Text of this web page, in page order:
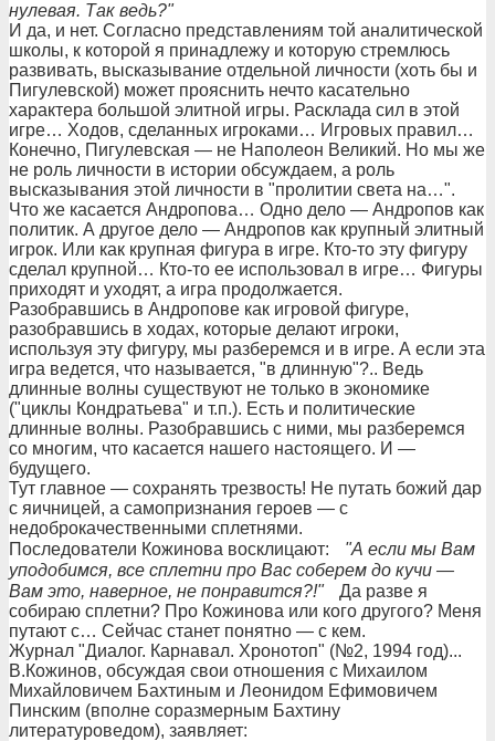
нулевая. Так ведь?"
И да, и нет. Согласно представлениям той аналитической
школы, к которой я принадлежу и которую стремлюсь
развивать, высказывание отдельной личности (хоть бы и
Пигулевской) может прояснить нечто касательно
характера большой элитной игры. Расклада сил в этой
игре… Ходов, сделанных игроками… Игровых правил…
Конечно, Пигулевская — не Наполеон Великий. Но мы же
не роль личности в истории обсуждаем, а роль
высказывания этой личности в "пролитии света на…".
Что же касается Андропова… Одно дело — Андропов как
политик. А другое дело — Андропов как крупный элитный
игрок. Или как крупная фигура в игре. Кто-то эту фигуру
сделал крупной… Кто-то ее использовал в игре… Фигуры
приходят и уходят, а игра продолжается.
Разобравшись в Андропове как игровой фигуре,
разобравшись в ходах, которые делают игроки,
используя эту фигуру, мы разберемся и в игре. А если эта
игра ведется, что называется, "в длинную"?.. Ведь
длинные волны существуют не только в экономике
("циклы Кондратьева" и т.п.). Есть и политические
длинные волны. Разобравшись с ними, мы разберемся
со многим, что касается нашего настоящего. И —
будущего.
Тут главное — сохранять трезвость! Не путать божий дар
с яичницей, а самопризнания героев — с
недоброкачественными сплетнями.
Последователи Кожинова восклицают:
"А если мы Вам
уподобимся, все сплетни про Вас соберем до кучи —
Вам это, наверное, не понравится?!"
Да разве я
собираю сплетни? Про Кожинова или кого другого? Меня
путают с… Сейчас станет понятно — с кем.
Журнал "Диалог. Карнавал. Хронотоп" (№2, 1994 год)...
В.Кожинов, обсуждая свои отношения с Михаилом
Михайловичем Бахтиным и Леонидом Ефимовичем
Пинским (вполне соразмерным Бахтину
литературоведом), заявляет: